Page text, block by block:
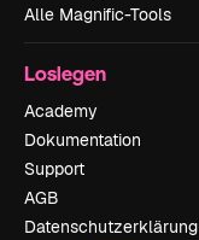
Alle Magnific-Tools
Loslegen
Academy
Dokumentation
Support
AGB
Datenschutzerklärung